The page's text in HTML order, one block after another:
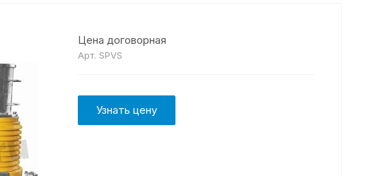
Цена договорная
Арт. SPVS
Узнать цену